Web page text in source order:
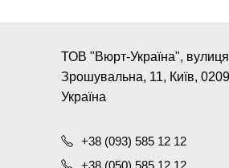
ТОВ "Вюрт-Україна", вулиця
Зрошувальна, 11, Київ,
Україна
+38 (093) 585 12 12
+38 (050) 585 12 12